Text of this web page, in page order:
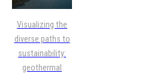
Visualizing the
diverse paths to
sustainability:
geothermal